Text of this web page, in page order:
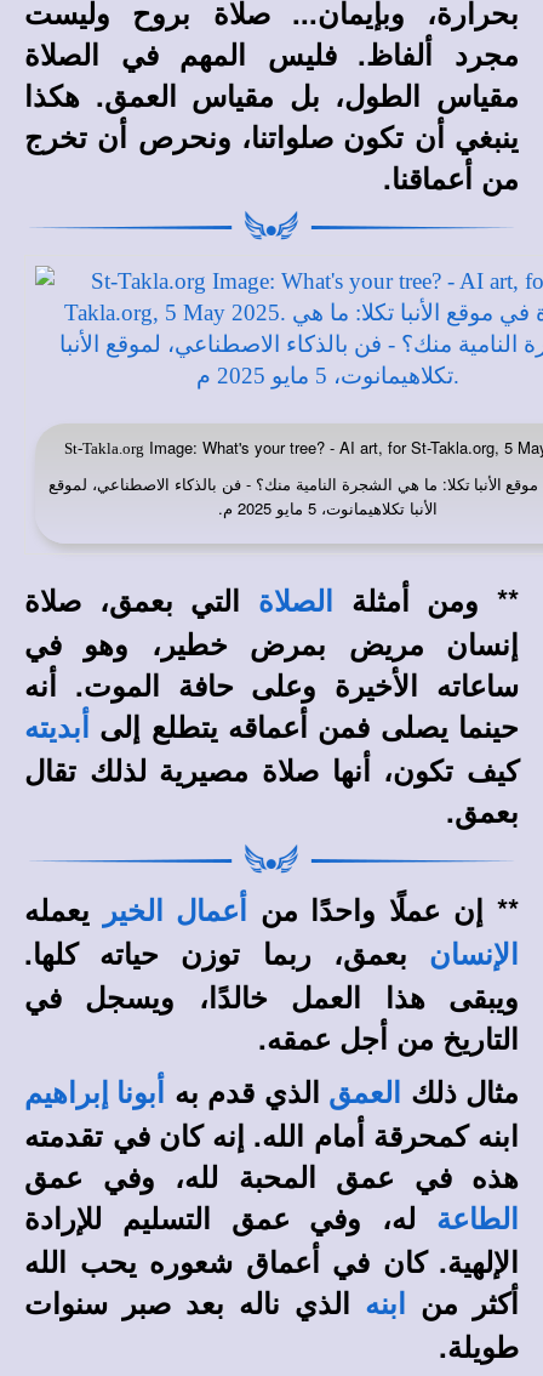
بحرارة، وبإيمان... صلاة بروح وليست
مجرد ألفاظ. فليس المهم في الصلاة
مقياس الطول، بل مقياس العمق. هكذا
ينبغي أن تكون صلواتنا، ونحرص أن تخرج
من أعماقنا.
St-Takla.org Image: What's your tree? - AI art, for St-Takla.org, 5
موقع الأنبا تكلا: ما هي الشجرة النامية منك؟ - فن بالذكاء الاصطناعي، لموقع
الأنبا تكلاهيمانوت، 5 مايو 2025 م.
** ومن أمثلة الصلاة
التي بعمق، صلاة
إنسان مريض بمرض خطير، وهو في
ساعاته الأخيرة وعلى حافة الموت. أنه
حينما يصلى فمن أعماقه يتطلع إلى
أبديته
كيف تكون، أنها صلاة مصيرية لذلك تقال
بعمق.
** إن عملًا واحدًا من أعمال الخير يعمله
الإنسان
بعمق، ربما توزن حياته كلها.
ويبقى هذا العمل خالدًا، ويسجل في
التاريخ من أجل عمقه.
مثال ذلك
العمق الذي قدم به أبونا إبراهيم
ابنه كمحرقة أمام الله. إنه كان في تقدمته
هذه في عمق المحبة لله، وفي عمق
الطاعة
له، وفي عمق التسليم للإرادة
الإلهية. كان في أعماق شعوره يحب الله
أكثر من
ابنه الذي ناله بعد صبر سنوات
طويلة.